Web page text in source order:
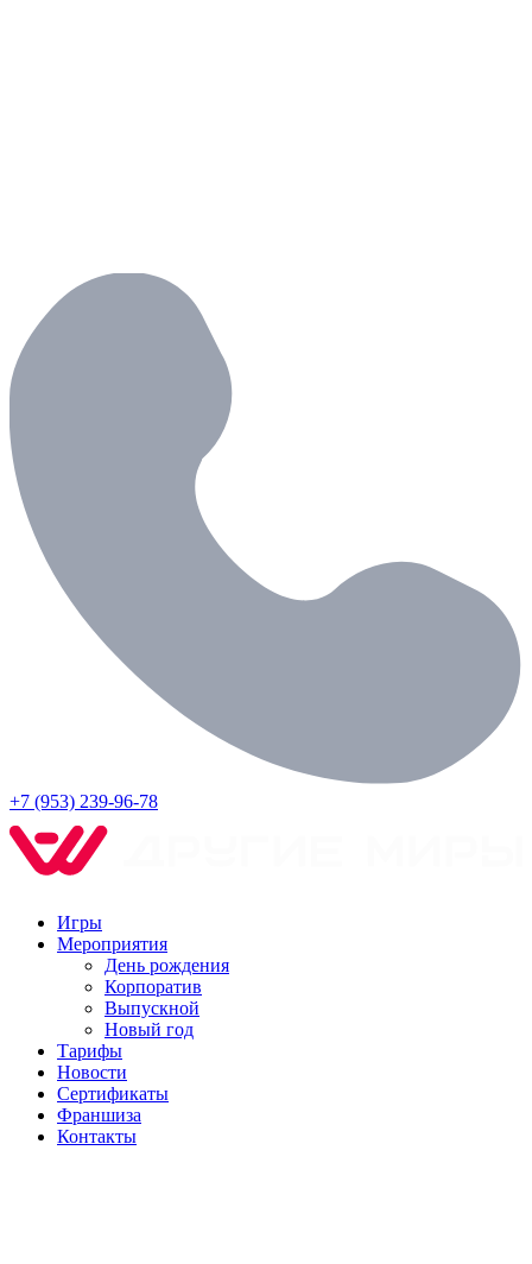
+7 (953) 239-96-78
Игры
Мероприятия
День рождения
Корпоратив
Выпускной
Новый год
Тарифы
Новости
Сертификаты
Франшиза
Контакты